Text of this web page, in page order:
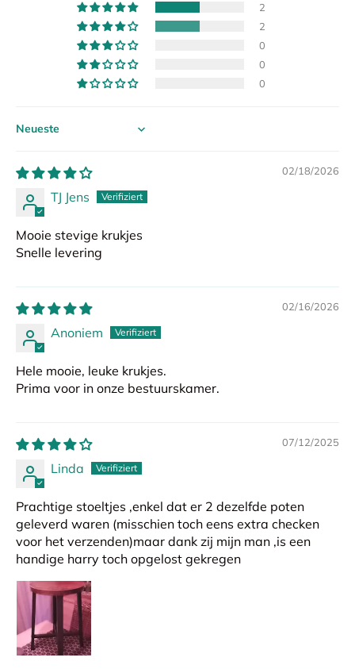
2
2
0
0
0
Sort by
02/18/2026
TJ Jens
Mooie stevige krukjes
Snelle levering
02/16/2026
Anoniem
Hele mooie, leuke krukjes.
Prima voor in onze bestuurskamer.
07/12/2025
Linda
Prachtige stoeltjes ,enkel dat er 2 dezelfde poten
geleverd waren (misschien toch eens extra checken
voor het verzenden)maar dank zij mijn man ,is een
handige harry toch opgelost gekregen